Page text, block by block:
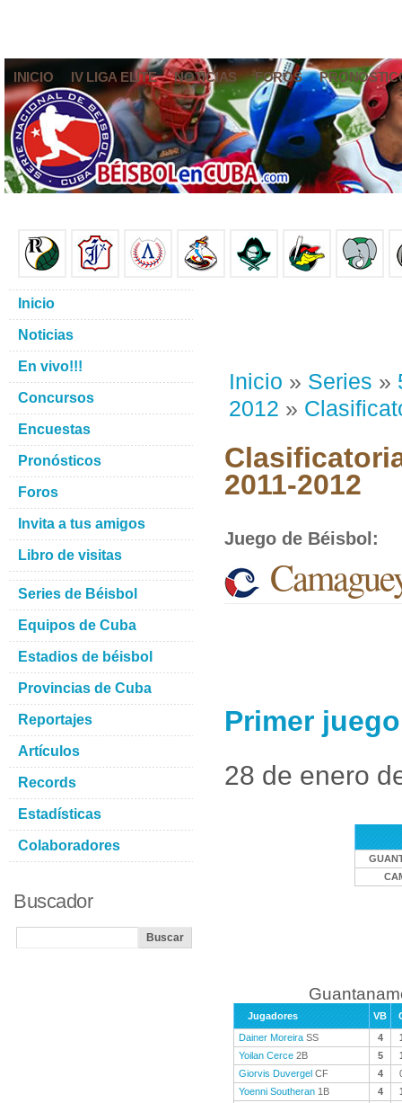
INICIO IV LIGA ELITE NOTICIAS FOROS
Inicio » Series »
2012 »
2011-2012
Juego de Béisbol :
Primer
28 de enero
Jugadores VB
Dainer Moreira SS 4
Yoilan Cerce 2B 5
Giorvis Duvergel CF 4
Yoenni Southeran 1B 4
Inicio
Noticias
En vivo!!!
Concursos
Encuestas
Pronósticos
Foros
Invita a tus amigos
Libro de visitas
Series de Béisbol
Equipos de Cuba
Estadios de béisbol
Provincias de Cuba
Reportajes
Artículos
Records
Estadísticas
Colaboradores
Buscador